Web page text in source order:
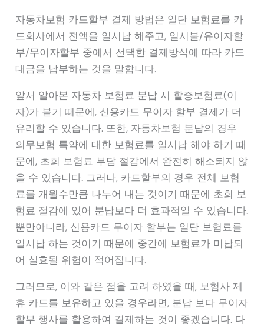
자동차보험 카드할부 결제 방법은 일단 보험료를 카
드회사에서 전액을 일시납 해주고, 일시불/유이자할
부/무이자할부 중에서 선택한 결제방식에 따라 카드
대금을 납부하는 것을 말합니다.
앞서 알아본 자동차 보험료 분납 시 할증보험료(이
자)가 붙기 때문에, 신용카드 무이자 할부 결제가 더
유리할 수 있습니다. 또한, 자동차보험 분납의 경우
의무보험 특약에 대한 보험료를 일시납 해야 하기 때
문에, 초회 보험료 부담 절감에서 완전히 해소되지 않
을 수 있습니다. 그러나, 카드할부의 경우 전체 보험
료를 개월수만큼 나누어 내는 것이기 때문에 초회 보
험료 절감에 있어 분납보다 더 효과적일 수 있습니다.
뿐만아니라, 신용카드 무이자 할부는 일단 보험료를
일시납 하는 것이기 때문에 중간에 보험료가 미납되
어 실효될 위험이 적어집니다.
그러므로, 이와 같은 점을 고려 하였을 때, 보험사 제
휴 카드를 보유하고 있을 경우라면, 분납 보다 무이자
할부 행사를 활용하여 결제하는 것이 좋겠습니다. 다